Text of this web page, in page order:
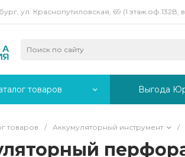
ул. Краснопутиловская, 69 (1 этаж
товаров Выгода
товаров / Аккумуляторный инструмент /